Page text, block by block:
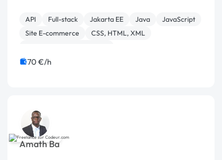
API Full-stack Jakarta EE Java
JavaScript
Site E-commerce
CSS, HTML, XML
70 €/h
Amath Ba